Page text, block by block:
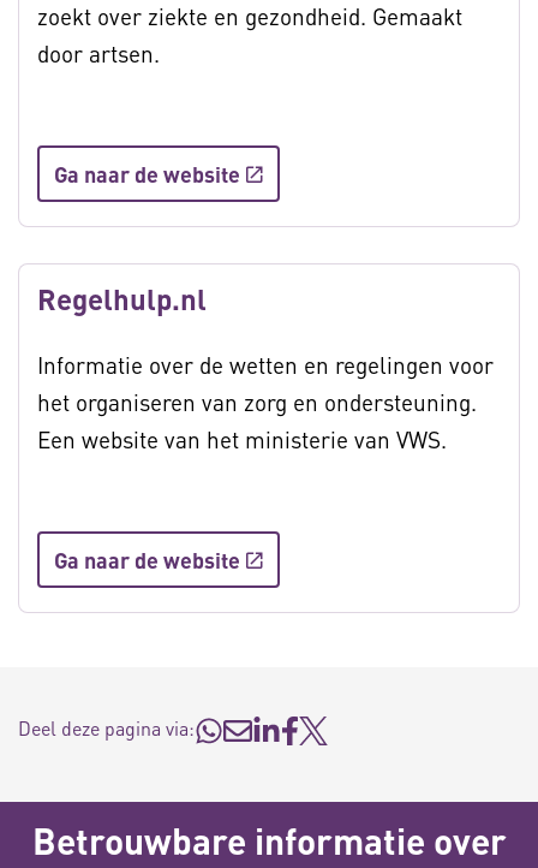
zoekt over ziekte en gezondheid. Gemaakt
door artsen.
Ga naar de website
Regelhulp.nl
Informatie over de wetten en regelingen voor
het organiseren van zorg en ondersteuning.
Een website van het ministerie van VWS.
Ga naar de website
Deel deze pagina via:
Betrouwbare informatie over